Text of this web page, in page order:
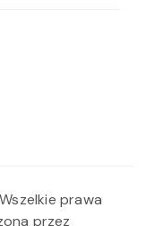
prawa
przez